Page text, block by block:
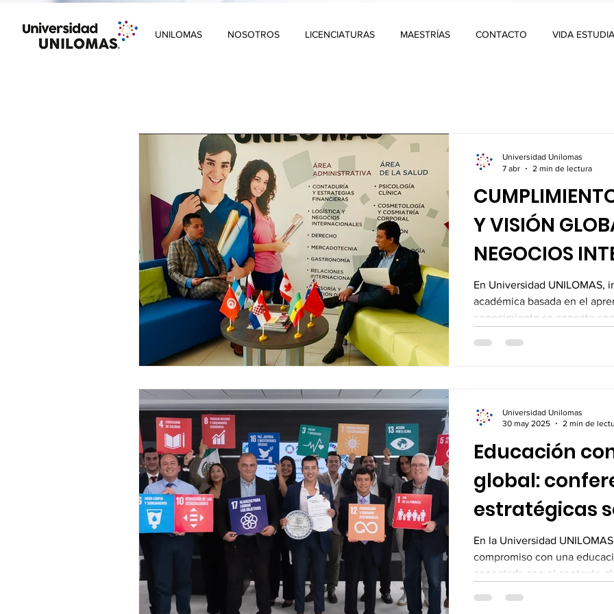
UNILOMAS NOSOTROS LICENCIATURAS MAESTRÍAS CONTACTO VIDA
Y VISIÓN
NEGOCIOS
UNILOMAS
En Universidad UNILOMAS,
académica basada en el
conocimiento se conecta
CUMPLIMIENTO
Universidad Unilomas
7 abr
2 min de lectura
Educación
global:
estratégicas
y comercio
En la Universidad
compromiso con una
conectada con el contexto
Universidad Unilomas
30 may 2025
2 min de